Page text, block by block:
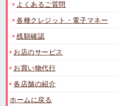
よくあるご質問
各種クレジット・電子マネー
残額確認
お店のサービス
お買い物代行
各店舗の紹介
ホームに戻る